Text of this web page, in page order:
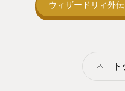
ウィザードリィ外